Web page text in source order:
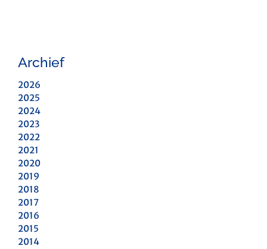
Archief
2026
2025
2024
2023
2022
2021
2020
2019
2018
2017
2016
2015
2014